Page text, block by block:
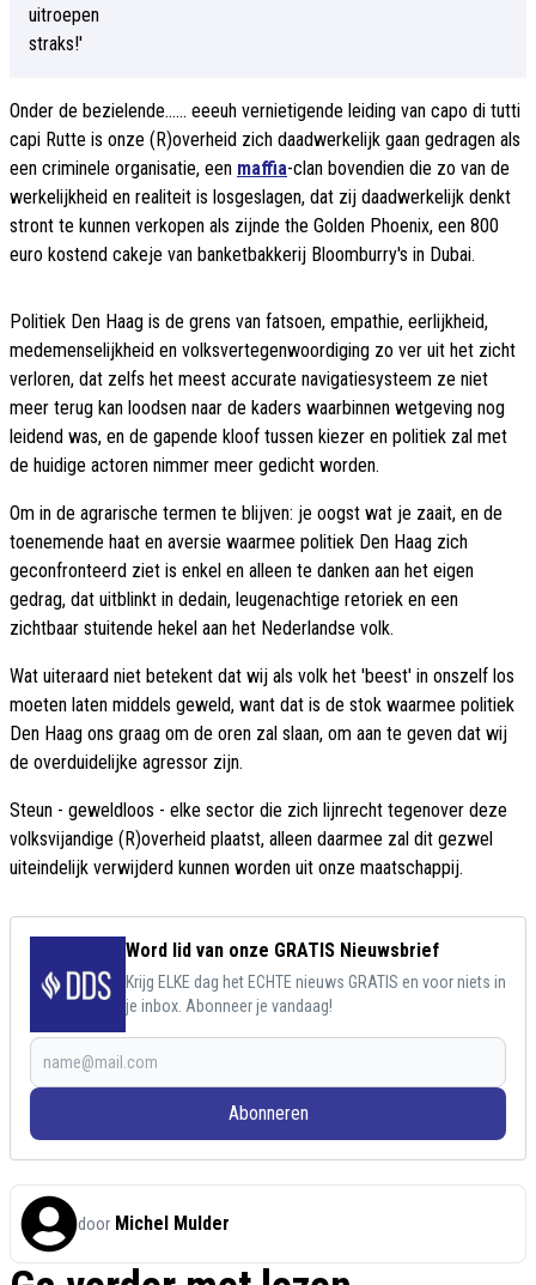
Onder de bezielende...... eeeuh vernietigende leiding van capo di tutti
capi Rutte is onze (R)overheid zich daadwerkelijk gaan gedragen als
een criminele organisatie, een maffia-clan bovendien die zo van de
werkelijkheid en realiteit is losgeslagen, dat zij daadwerkelijk denkt
stront te kunnen verkopen als zijnde the Golden Phoenix, een 800
euro kostend cakeje van banketbakkerij Bloomburry's in Dubai.
Politiek Den Haag is de grens van fatsoen, empathie, eerlijkheid,
medemenselijkheid en volksvertegenwoordiging zo ver uit het zicht
verloren, dat zelfs het meest accurate navigatiesysteem ze niet
meer terug kan loodsen naar de kaders waarbinnen wetgeving nog
leidend was, en de gapende kloof tussen kiezer en politiek zal met
de huidige actoren nimmer meer gedicht worden.
Om in de agrarische termen te blijven: je oogst wat je zaait, en de
toenemende haat en aversie waarmee politiek Den Haag zich
geconfronteerd ziet is enkel en alleen te danken aan het eigen
gedrag, dat uitblinkt in dedain, leugenachtige retoriek en een
zichtbaar stuitende hekel aan het Nederlandse volk.
Wat uiteraard niet betekent dat wij als volk het 'beest' in onszelf los
moeten laten middels geweld, want dat is de stok waarmee politiek
Den Haag ons graag om de oren zal slaan, om aan te geven dat wij
de overduidelijke agressor zijn.
Steun - geweldloos - elke sector die zich lijnrecht tegenover deze
volksvijandige (R)overheid plaatst, alleen daarmee zal dit gezwel
uiteindelijk verwijderd kunnen worden uit onze maatschappij.
Word lid van onze GRATIS Nieuwsbrief
Krijg ELKE dag het ECHTE nieuws GRATIS en voor niets in
je inbox. Abonneer je vandaag!
Abonneren
door Michel Mulder